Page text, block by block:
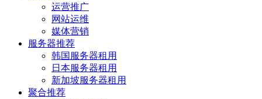
运营推广
网站运维
媒体营销
服务器推荐
韩国服务器租用
日本服务器租用
新加坡服务器租用
聚合推荐